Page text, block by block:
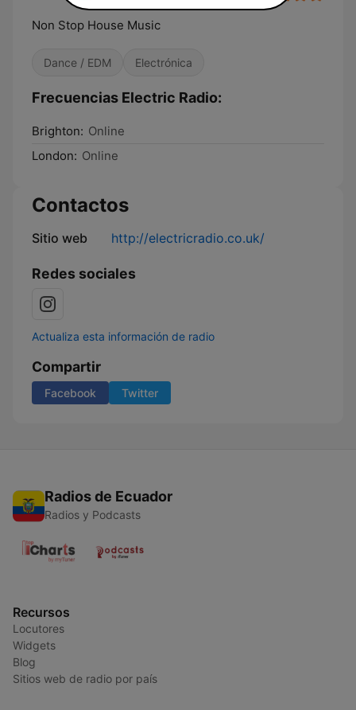
Non Stop House Music
Dance / EDM Electrónica
Frecuencias Electric Radio:
Brighton: Online
London: Online
Contactos
Sitio web http://electricradio.co.uk/
Redes sociales
Actualiza esta información de radio
Compartir
Facebook Twitter
Radios de Ecuador
Radios y Podcasts
Recursos
Locutores
Widgets
Blog
Sitios web de radio por país